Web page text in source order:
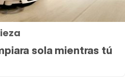
sola mientras tú